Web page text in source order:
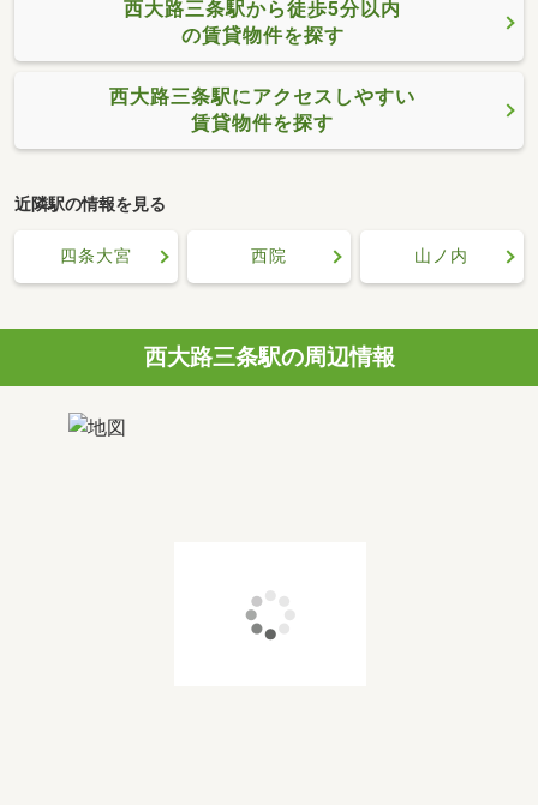
西大路三条駅から徒歩5分以内
の賃貸物件を探す
西大路三条駅にアクセスしやすい
賃貸物件を探す
近隣駅の情報を見る
四条大宮 西院 山ノ内
西大路三条駅の周辺情報